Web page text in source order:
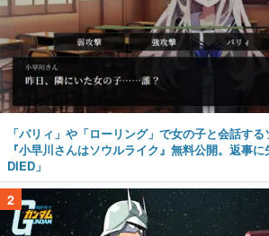
「パリィ」や「ローリング」で女の子と会話す
『小早川さんはソウルライク』無料公開。返事
DIED」
2